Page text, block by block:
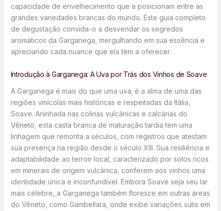
capacidade de envelhecimento que a posicionam entre as
grandes variedades brancas do mundo. Este guia completo
de degustação convida-o a desvendar os segredos
aromáticos da Garganega, mergulhando em sua essência e
apreciando cada nuance que ela tem a oferecer.
Introdução à Garganega: A Uva por Trás dos Vinhos de Soave
A Garganega é mais do que uma uva; é a alma de uma das
regiões vinícolas mais históricas e respeitadas da Itália,
Soave. Aninhada nas colinas vulcânicas e calcárias do
Vêneto, esta casta branca de maturação tardia tem uma
linhagem que remonta a séculos, com registros que atestam
sua presença na região desde o século XIII. Sua resiliência e
adaptabilidade ao terroir local, caracterizado por solos ricos
em minerais de origem vulcânica, conferem aos vinhos uma
identidade única e inconfundível. Embora Soave seja seu lar
mais célebre, a Garganega também floresce em outras áreas
do Vêneto, como Gambellara, onde exibe variações sutis em